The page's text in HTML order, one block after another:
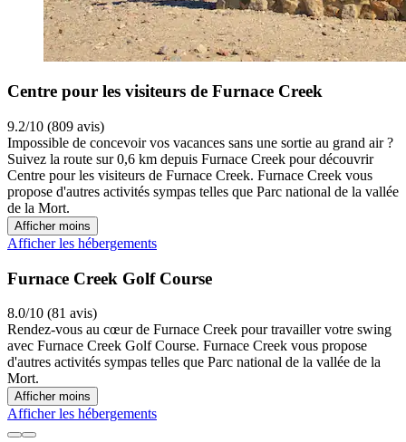
Centre pour les visiteurs de Furnace Creek
9.2/10 (809 avis)
Impossible de concevoir vos vacances sans une sortie au grand air ?
Suivez la route sur 0,6 km depuis Furnace Creek pour découvrir
Centre pour les visiteurs de Furnace Creek. Furnace Creek vous
propose d'autres activités sympas telles que Parc national de la vallée
de la Mort.
Afficher moins
Afficher les hébergements
Furnace Creek Golf Course
8.0/10 (81 avis)
Rendez-vous au cœur de Furnace Creek pour travailler votre swing
avec Furnace Creek Golf Course. Furnace Creek vous propose
d'autres activités sympas telles que Parc national de la vallée de la
Mort.
Afficher moins
Afficher les hébergements